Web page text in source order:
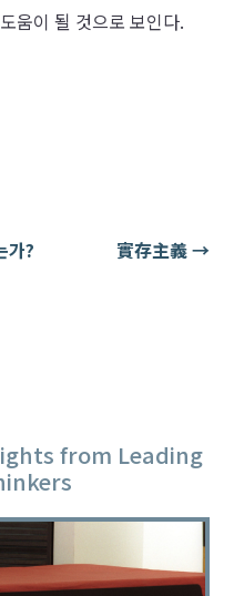
움이 될 것으로 보인다.
가? 實存主義→
from Leading